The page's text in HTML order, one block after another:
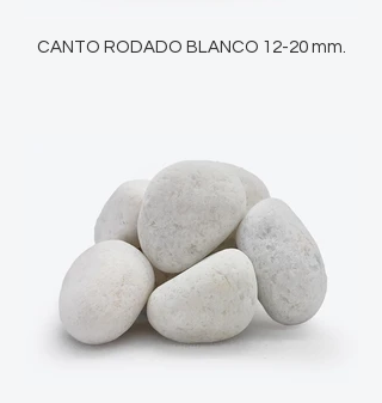
CANTO RODADO BLANCO 12-20 mm.